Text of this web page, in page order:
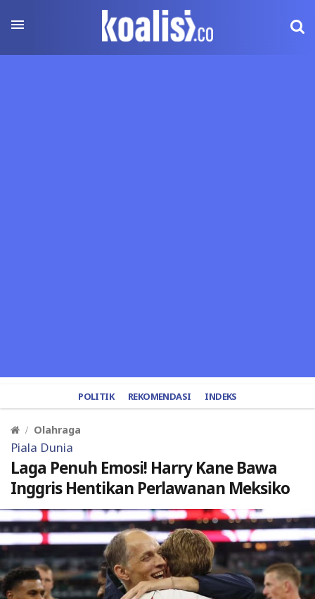
POLITIK REKOMENDASI INDEKS
Olahraga
Piala Dunia
Laga Penuh Emosi! Harry Kane Bawa
Inggris Hentikan Perlawanan Meksiko